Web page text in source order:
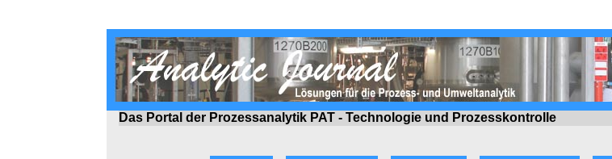
Das Portal der Prozessanalytik PAT - Technologie und Prozesskontrolle